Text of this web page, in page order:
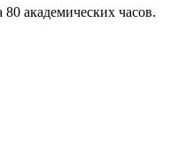
академических часов.